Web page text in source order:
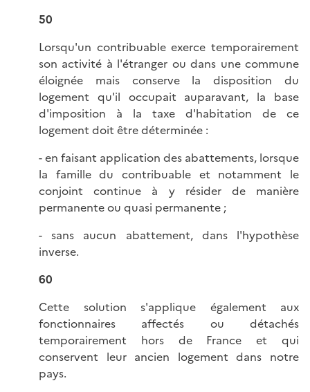
50
Lorsqu'un contribuable exerce temporairement
son activité à l'étranger ou dans une commune
éloignée mais conserve la disposition du
logement qu'il occupait auparavant, la base
d'imposition à la taxe d'habitation de ce
logement doit être déterminée :
- en faisant application des abattements, lorsque
la famille du contribuable et notamment le
conjoint continue à y résider de manière
permanente ou quasi permanente ;
- sans aucun abattement, dans l'hypothèse
inverse.
60
Cette solution s'applique également aux
fonctionnaires affectés ou détachés
temporairement hors de France et qui
conservent leur ancien logement dans notre
pays.